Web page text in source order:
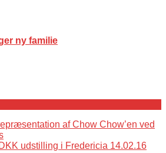
ny familie
af Chow Chow’en ved
DKK udstilling i Fredericia 14.02.16